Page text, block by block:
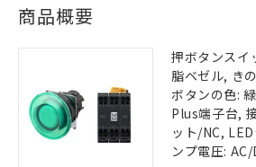
商品概要
押ボタンスイ
脂ベゼル, き
ボタンの色:
Plus端子台,
ット/NC,
ンプ電圧: